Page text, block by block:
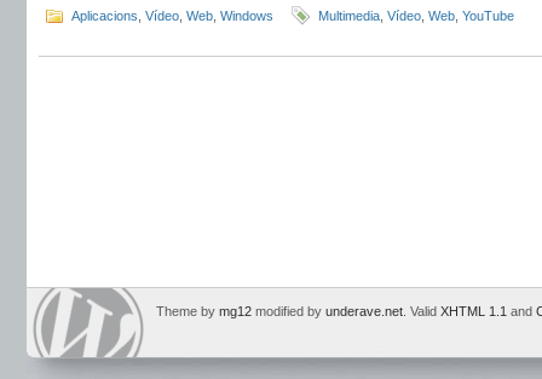
Aplicacions Vídeo Web Windows Multimedia Vídeo Web YouTube
Theme by mg12 modified by underave.net . Valid XHTML 1.1 and